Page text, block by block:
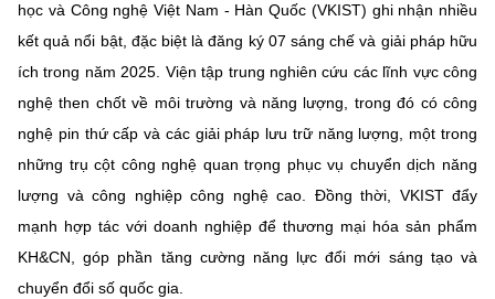
học và Công nghệ Việt Nam - Hàn Quốc (VKIST) ghi nhận nhiều
kết quả nổi bật, đặc biệt là đăng ký 07 sáng chế và giải pháp hữu
ích trong năm 2025. Viện tập trung nghiên cứu các lĩnh vực công
nghệ then chốt về môi trường và năng lượng, trong đó có công
nghệ pin thứ cấp và các giải pháp lưu trữ năng lượng, một trong
những trụ cột công nghệ quan trọng phục vụ chuyển dịch năng
lượng và công nghiệp công nghệ cao. Đồng thời, VKIST đẩy
mạnh hợp tác với doanh nghiệp để thương mại hóa sản phẩm
KH&CN, góp phần tăng cường năng lực đổi mới sáng tạo và
chuyển đổi số quốc gia.